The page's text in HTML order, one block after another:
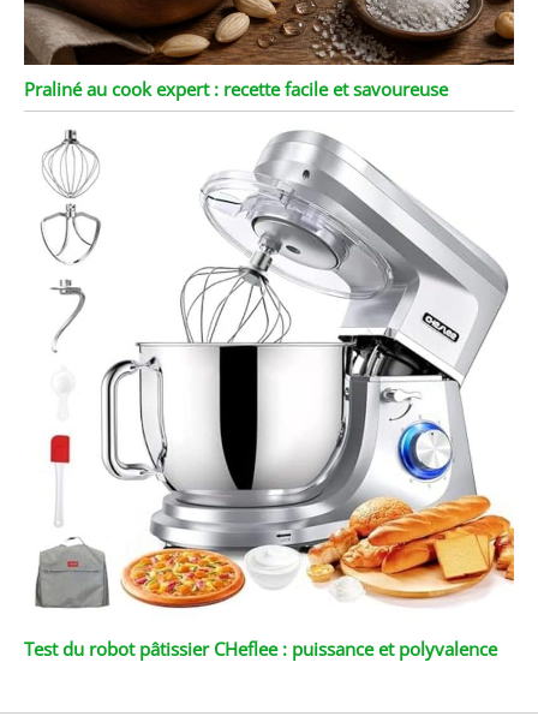
Praliné au cook expert : recette facile et savoureuse
Test du robot pâtissier CHeflee : puissance et polyvalence